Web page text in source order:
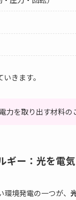
きます。
力を取り出す材料の
ギー：光を電
境発電の一つが、